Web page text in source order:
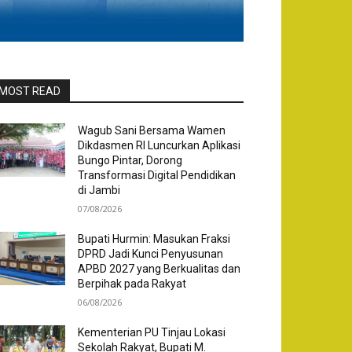
READ
Wagub Sani Bersama Wamen
Dikdasmen RI Luncurkan Aplikasi
Bungo Pintar, Dorong
Transformasi Digital Pendidikan
di Jambi
07/08/2026
Bupati Hurmin: Masukan Fraksi
DPRD Jadi Kunci Penyusunan
APBD 2027 yang Berkualitas dan
Berpihak pada Rakyat
06/08/2026
Kementerian PU Tinjau Lokasi
Sekolah Rakyat, Bupati M.